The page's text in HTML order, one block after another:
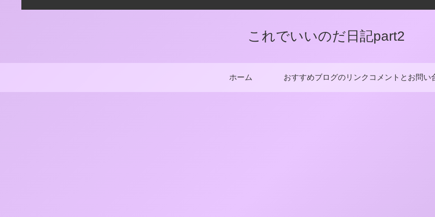
これでいいのだ日記part2
ホーム おすすめブログのリンク コメントとお問い